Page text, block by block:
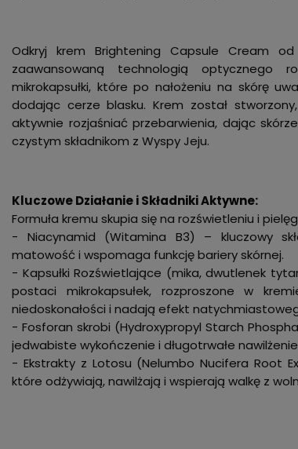
Odkryj krem Brightening Capsule Cream
zaawansowaną technologią optycznego
mikrokapsułki, które po nałożeniu na skórę
dodając cerze blasku. Krem został
aktywnie rozjaśniać przebarwienia, dając
czystym składnikom z Wyspy Jeju.
Kluczowe Działanie i Składniki Aktywne:
Formuła kremu skupia się na rozświetleniu i
- Niacynamid (Witamina B3) – kluczowy
matowość i wspomaga funkcję bariery skórnej.
- Kapsułki Rozświetlające (mika, dwutlenek
postaci mikrokapsułek, rozproszone w
niedoskonałości i nadają efekt
- Fosforan skrobi (Hydroxypropyl Starch
jedwabiste wykończenie i długotrwałe
- Ekstrakty z Lotosu (Nelumbo Nucifera Root
które odżywiają, nawilżają i wspierają walkę z